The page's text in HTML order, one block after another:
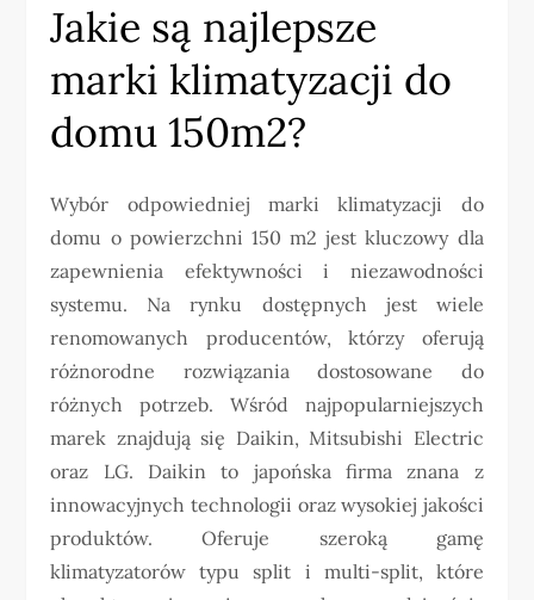
Jakie są najlepsze
marki klimatyzacji do
domu 150m2?
Wybór odpowiedniej marki klimatyzacji do
domu o powierzchni 150 m2 jest kluczowy dla
zapewnienia efektywności i niezawodności
systemu. Na rynku dostępnych jest wiele
renomowanych producentów, którzy oferują
różnorodne rozwiązania dostosowane do
różnych potrzeb. Wśród najpopularniejszych
marek znajdują się Daikin, Mitsubishi Electric
oraz LG. Daikin to japońska firma znana z
innowacyjnych technologii oraz wysokiej jakości
produktów. Oferuje szeroką gamę
klimatyzatorów typu split i multi-split, które